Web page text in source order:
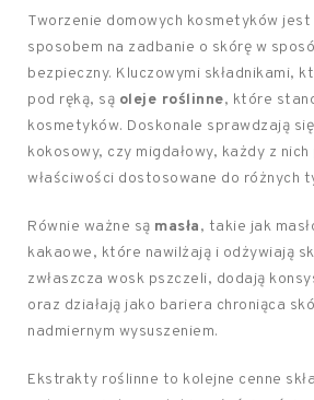
Tworzenie domowych kosmetyków jest
sposobem na zadbanie o skórę w
bezpieczny. Kluczowymi składnikami,
pod ręką, są oleje roślinne, które
kosmetyków. Doskonale sprawdzają się
kokosowy, czy migdałowy, każdy z
właściwości dostosowane do różnych
Równie ważne są masła, takie jak
kakaowe, które nawilżają i odżywiają
zwłaszcza wosk pszczeli, dodają
oraz działają jako bariera chroniąca
nadmiernym wysuszeniem.
Ekstrakty roślinne to kolejne cenne